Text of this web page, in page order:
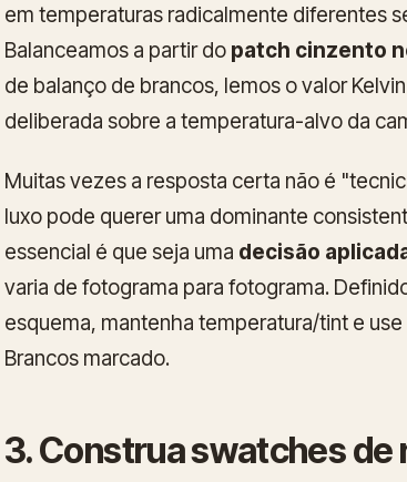
em temperaturas radicalmente diferentes
Balanceamos a partir do patch cinzento
de balanço de brancos, lemos o valor
deliberada sobre a temperatura-alvo da
Muitas vezes a resposta certa não é
luxo pode querer uma dominante
essencial é que seja uma decisão
varia de fotograma para fotograma.
esquema, mantenha temperatura/tint e use
Brancos marcado.
3. Construa swatches